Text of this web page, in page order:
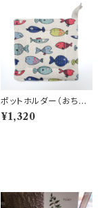
ポットホルダー（おちゃ
め魚）
¥1,320